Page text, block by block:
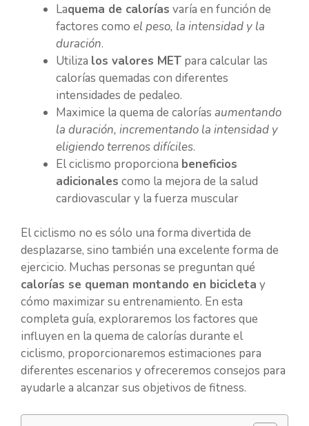
Laquema de calorías varía en función de
factores como el peso, la intensidad y la
duración.
Utiliza los valores MET para calcular las
calorías quemadas con diferentes
intensidades de pedaleo.
Maximice la quema de calorías aumentando
la duración, incrementando la intensidad y
eligiendo terrenos difíciles.
El ciclismo proporciona beneficios
adicionales como la mejora de la salud
cardiovascular y la fuerza muscular
El ciclismo no es sólo una forma divertida de
desplazarse, sino también una excelente forma de
ejercicio. Muchas personas se preguntan qué
calorías se queman montando en bicicleta y
cómo maximizar su entrenamiento. En esta
completa guía, exploraremos los factores que
influyen en la quema de calorías durante el
ciclismo, proporcionaremos estimaciones para
diferentes escenarios y ofreceremos consejos para
ayudarle a alcanzar sus objetivos de fitness.